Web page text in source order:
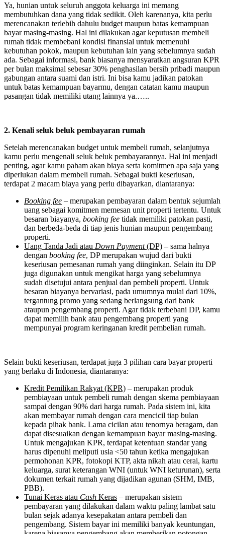
Ya, hunian untuk seluruh anggota keluarga ini memang
membutuhkan dana yang tidak sedikit. Oleh karenanya, kita perlu
merencanakan terlebih dahulu budget maupun batas kemampuan
bayar masing-masing. Hal ini dilakukan agar keputusan membeli
rumah tidak membebani kondisi finansial untuk memenuhi
kebutuhan pokok, maupun kebutuhan lain yang sebelumnya sudah
ada. Sebagai informasi, bank biasanya mensyaratkan angsuran KPR
per bulan maksimal sebesar 30% penghasilan bersih pribadi maupun
gabungan antara suami dan istri. Ini bisa kamu jadikan patokan
untuk batas kemampuan bayarmu, dengan catatan kamu maupun
pasangan tidak memiliki utang lainnya ya.…..
2. Kenali seluk beluk pembayaran rumah
Setelah merencanakan budget untuk membeli rumah, selanjutnya
kamu perlu mengenali seluk beluk pembayarannya. Hal ini menjadi
penting, agar kamu paham akan biaya serta komitmen apa saja yang
diperlukan dalam membeli rumah. Sebagai bukti keseriusan,
terdapat 2 macam biaya yang perlu dibayarkan, diantaranya:
Booking fee – merupakan pembayaran dalam bentuk sejumlah
uang sebagai komitmen memesan unit properti tertentu. Untuk
besaran biayanya, booking fee tidak memiliki patokan pasti,
dan berbeda-beda di tiap jenis hunian maupun pengembang
properti.
Uang Tanda Jadi atau Down Payment(DP) – sama halnya
dengan booking fee, DP merupakan wujud dari bukti
keseriusan pemesanan rumah yang diinginkan. Selain itu DP
juga digunakan untuk mengikat harga yang sebelumnya
sudah disetujui antara penjual dan pembeli properti. Untuk
besaran biayanya bervariasi, pada umumnya mulai dari 10%,
tergantung promo yang sedang berlangsung dari bank
ataupun pengembang properti. Agar tidak terbebani DP, kamu
dapat memilih bank atau pengembang properti yang
mempunyai program keringanan kredit pembelian rumah.
Selain bukti keseriusan, terdapat juga 3 pilihan cara bayar properti
yang berlaku di Indonesia, diantaranya:
Kredit Pemilikan Rakyat (KPR) – merupakan produk
pembiayaan untuk pembeli rumah dengan skema pembiayaan
sampai dengan 90% dari harga rumah. Pada sistem ini, kita
akan membayar rumah dengan cara mencicil tiap bulan
kepada pihak bank. Lama cicilan atau tenornya beragam, dan
dapat disesuaikan dengan kemampuan bayar masing-masing.
Untuk mengajukan KPR, terdapat ketentuan standar yang
harus dipenuhi meliputi usia <50 tahun ketika mengajukan
permohonan KPR, fotokopi KTP, akta nikah atau cerai, kartu
keluarga, surat keterangan WNI (untuk WNI keturunan), serta
dokumen terkait rumah yang dijadikan agunan (SHM, IMB,
PBB).
Tunai Keras atau Cash Keras – merupakan sistem
pembayaran yang dilakukan dalam waktu paling lambat satu
bulan sejak adanya kesepakatan antara pembeli dan
pengembang. Sistem bayar ini memiliki banyak keuntungan,